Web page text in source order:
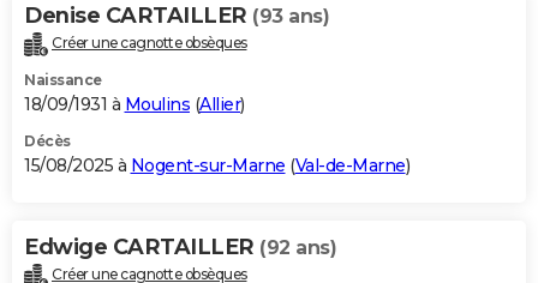
Denise CARTAILLER (93 ans)
Créer une cagnotte obsèques
Naissance
18/09/1931 à Moulins (Allier)
Décès
15/08/2025 à Nogent-sur-Marne (Val-de-Marne)
Edwige CARTAILLER (92 ans)
Créer une cagnotte obsèques